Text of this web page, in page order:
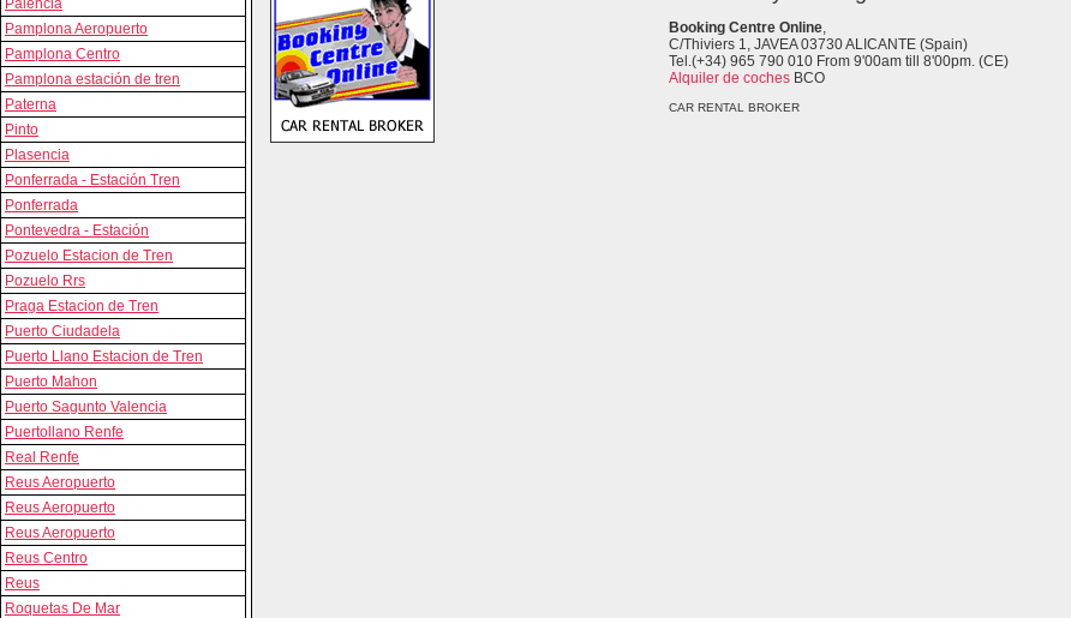
Palencia
Pamplona Aeropuerto
Pamplona Centro
Pamplona estación de tren
Paterna
Pinto
Plasencia
Ponferrada - Estación Tren
Ponferrada
Pontevedra - Estación
Pozuelo Estacion de Tren
Pozuelo Rrs
Praga Estacion de Tren
Puerto Ciudadela
Puerto Llano Estacion de Tren
Puerto Mahon
Puerto Sagunto Valencia
Puertollano Renfe
Real Renfe
Reus Aeropuerto
Reus Aeropuerto
Reus Aeropuerto
Reus Centro
Reus
Roquetas De Mar
Booking Centre Online,
C/Thiviers 1, JAVEA 03730 ALICANTE (Spain)
Tel.(+34) 965 790 010 From 9'00am till 8'00pm. (CE)
Alquiler de coches BCO
CAR RENTAL BROKER